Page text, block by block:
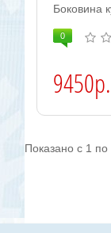
Боковина
0
9450р.
Показано с 1 по